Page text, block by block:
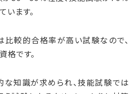
います。
較的合格率が高い試験なので、
格です。
知識が求められ、技能試験では